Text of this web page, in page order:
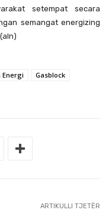
setempat secara
semangat energizing
Energi
Gasblock
ARTIKULLI TJETËR